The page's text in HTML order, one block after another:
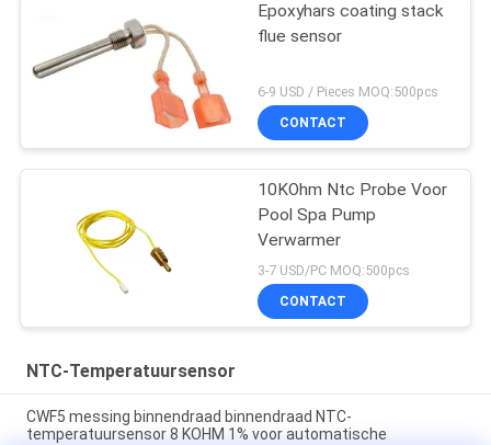
Epoxyhars coating stack
flue sensor
6-9 USD / Pieces MOQ:500pcs
CONTACT
10KOhm Ntc Probe Voor
Pool Spa Pump
Verwarmer
3-7 USD/PC MOQ:500pcs
CONTACT
NTC-Temperatuursensor
CWF5 messing binnendraad binnendraad NTC-
temperatuursensor 8 KOHM 1% voor automatische